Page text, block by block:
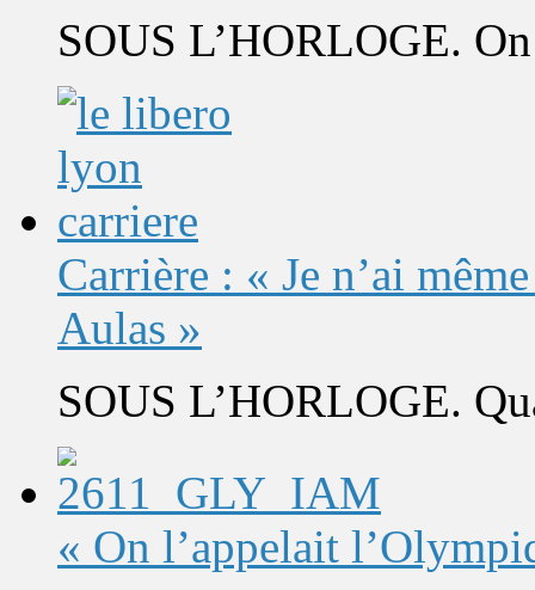
SOUS L’HORLOGE.
Carrière : « Je n’ai
Aulas »
SOUS L’HORLOGE.
« On l’appelait